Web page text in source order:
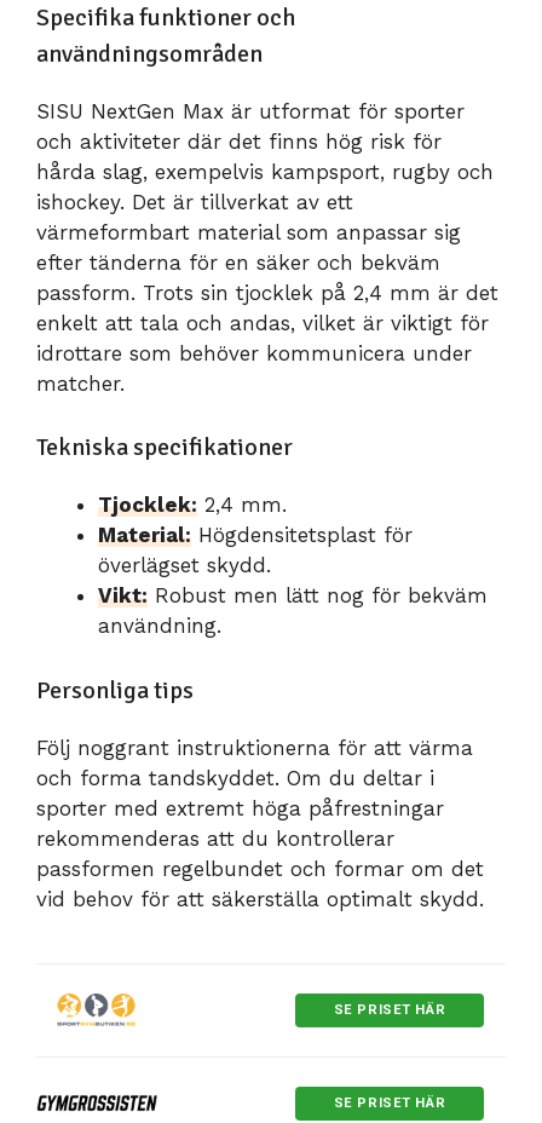
Specifika funktioner och
användningsområden
SISU NextGen Max är utformat för sporter
och aktiviteter där det finns hög risk för
hårda slag, exempelvis kampsport, rugby och
ishockey. Det är tillverkat av ett
värmeformbart material som anpassar sig
efter tänderna för en säker och bekväm
passform. Trots sin tjocklek på 2,4 mm är det
enkelt att tala och andas, vilket är viktigt för
idrottare som behöver kommunicera under
matcher.
Tekniska specifikationer
Tjocklek: 2,4 mm.
Material: Högdensitetsplast för
överlägset skydd.
Vikt: Robust men lätt nog för bekväm
användning.
Personliga tips
Följ noggrant instruktionerna för att värma
och forma tandskyddet. Om du deltar i
sporter med extremt höga påfrestningar
rekommenderas att du kontrollerar
passformen regelbundet och formar om det
vid behov för att säkerställa optimalt skydd.
SE PRISET HÄR
SE PRISET HÄR